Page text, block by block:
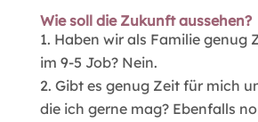
Wie soll die Zukunft aussehen?
Haben wir als Familie genug
im 9-5 Job? Nein.
Gibt es genug Zeit für mich
die ich gerne mag? Ebenfalls